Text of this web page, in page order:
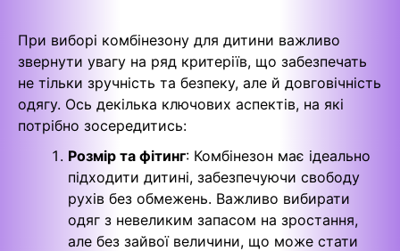
При виборі комбінезону для дитини важливо
звернути увагу на ряд критеріїв, що забезпечать
не тільки зручність та безпеку, але й довговічність
одягу. Ось декілька ключових аспектів, на які
потрібно зосередитись:
Розмір та фітинг: Комбінезон має ідеально
підходити дитині, забезпечуючи свободу
рухів без обмежень. Важливо вибирати
одяг з невеликим запасом на зростання,
але без зайвої величини, що може стати